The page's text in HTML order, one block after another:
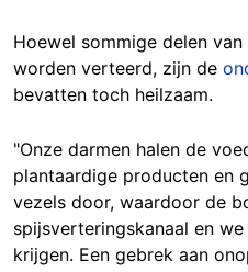
Hoewel sommige delen
worden verteerd, zijn de
bevatten toch heilzaam.
"Onze darmen halen de
plantaardige producten en
vezels door, waardoor de
spijsverteringskanaal en
krijgen. Een gebrek aan